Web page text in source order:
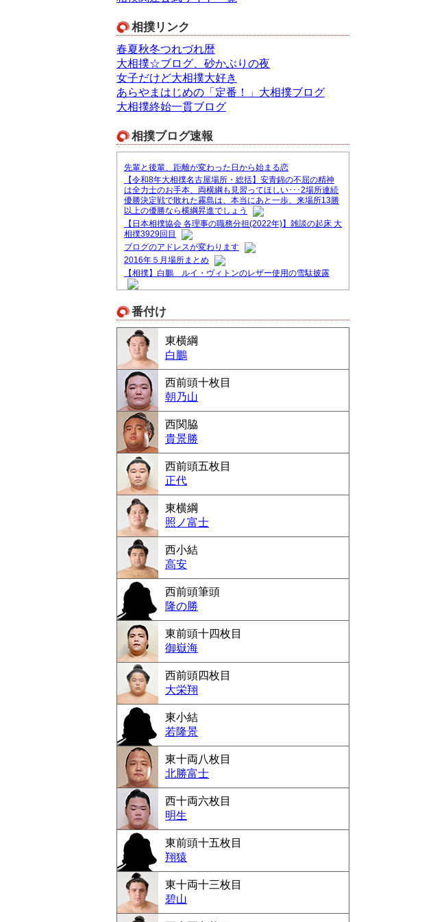
相撲リンク
春夏秋冬つれづれ暦
大相撲☆ブログ、砂かぶりの夜
女子だけど大相撲大好き
あらやまはじめの「定番！」大相撲ブログ
大相撲終始一貫ブログ
相撲ブログ速報
先輩と後輩、距離が変わった日から始まる恋
【令和8年大相撲名古屋場所・総括】安青錦の不屈の精神
は全力士のお手本、両横綱も見習ってほしい･･･2場所連続
優勝決定戦で敗れた霧島は、本当にあと一歩、来場所13勝
以上の優勝なら横綱昇進でしょう
【日本相撲協会 各理事の職務分担(2022年)】雑談の起床 大
相撲3929回目
ブログのアドレスが変わります
2016年５月場所まとめ
【相撲】白鵬 ルイ・ヴィトンのレザー使用の雪駄披露
Powered by livedoor 相互RSS
番付け
東横綱
白鵬
西前頭十枚目
朝乃山
西関脇
貴景勝
西前頭五枚目
正代
東横綱
照ノ富士
西小結
高安
西前頭筆頭
隆の勝
東前頭十四枚目
御嶽海
西前頭四枚目
大栄翔
東小結
若隆景
東十両八枚目
北勝富士
西十両六枚目
明生
東前頭十五枚目
翔猿
東十両十三枚目
碧山